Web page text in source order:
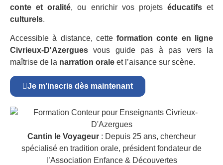
conte et oralité, ou enrichir vos projets éducatifset
culturels.
Accessible à distance, cetteformation conte en ligne
Civrieux-D'Azergues vous guide pas à pas vers la
maîtrise de la narration orale et l’aisance sur scène.
Je m’inscris dès maintenant
Cantin le Voyageur : Depuis 25 ans, chercheur
spécialisé en tradition orale, président fondateur de
l’Association Enfance & Découvertes